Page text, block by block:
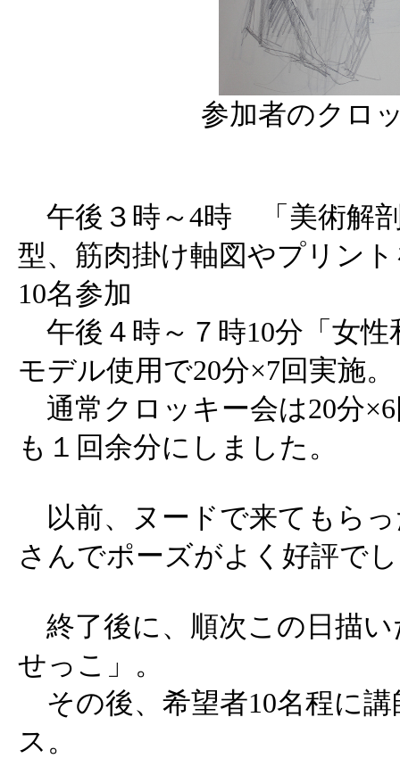
参加者のクロ
午後３時～4時 「美術解
型、筋肉掛け軸図やプリン
10名参加
午後４時～７時10分「女
モデル使用で20分×7回実施。
通常クロッキー会は20分
も１回余分にしました。
以前、ヌードで来てもら
さんでポーズがよく好評で
終了後に、順次この日描
せっこ」。
その後、希望者10名程に
ス。